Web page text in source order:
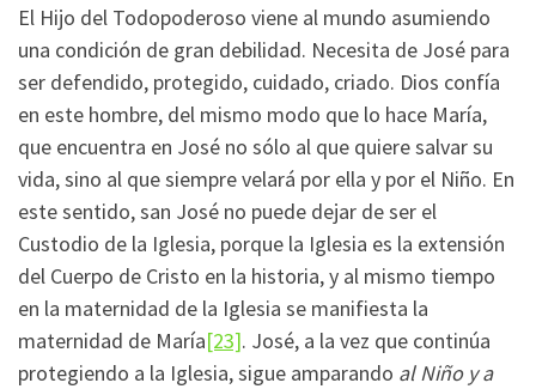
El Hijo del Todopoderoso viene al mundo asumiendo
una condición de gran debilidad. Necesita de José para
ser defendido, protegido, cuidado, criado. Dios confía
en este hombre, del mismo modo que lo hace María,
que encuentra en José no sólo al que quiere salvar su
vida, sino al que siempre velará por ella y por el Niño. En
este sentido, san José no puede dejar de ser el
Custodio de la Iglesia, porque la Iglesia es la extensión
del Cuerpo de Cristo en la historia, y al mismo tiempo
en la maternidad de la Iglesia se manifiesta la
maternidad de María[23]. José, a la vez que continúa
protegiendo a la Iglesia, sigue amparando al Niño y a